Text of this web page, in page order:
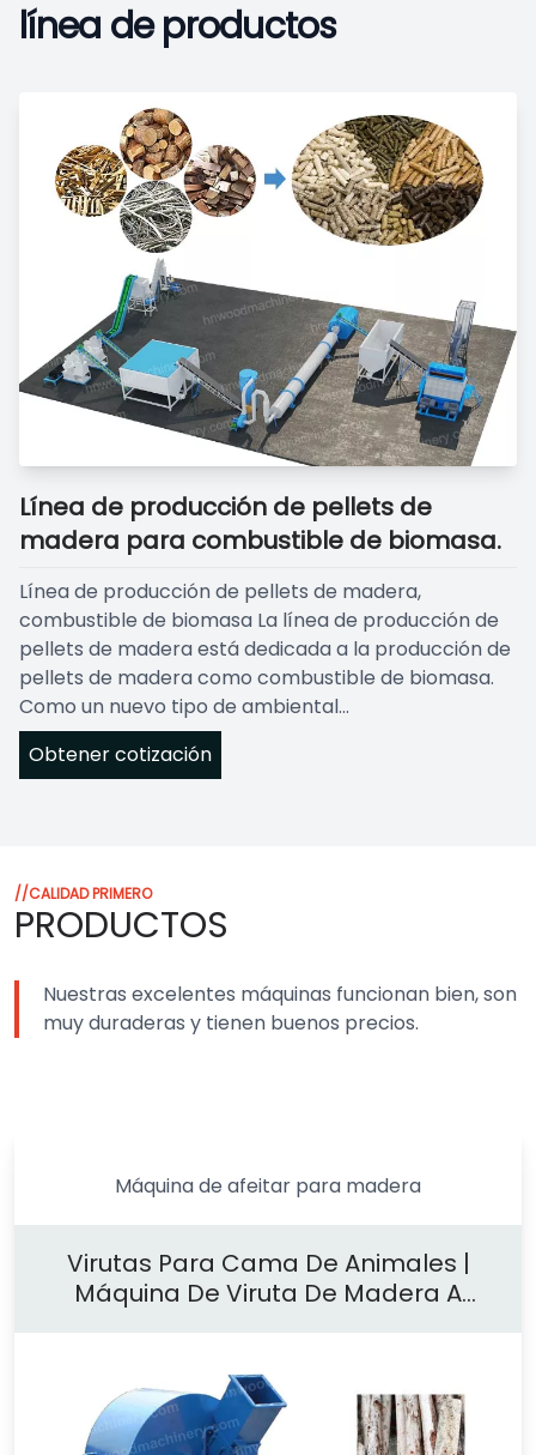
línea de productos
Línea de producción de pellets de
madera para combustible de biomasa.
Línea de producción de pellets de madera,
combustible de biomasa La línea de producción de
pellets de madera está dedicada a la producción de
pellets de madera como combustible de biomasa.
Como un nuevo tipo de ambiental...
Obtener cotización
//CALIDAD PRIMERO
PRODUCTOS
Nuestras excelentes máquinas funcionan bien, son
muy duraderas y tienen buenos precios.
Máquina de afeitar para madera
Virutas Para Cama De Animales |
Máquina De Viruta De Madera A